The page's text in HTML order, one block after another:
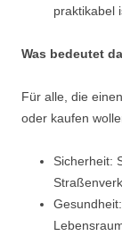
praktikabel
Was bedeutet
Für alle, die
oder kaufen
Sicherheit: